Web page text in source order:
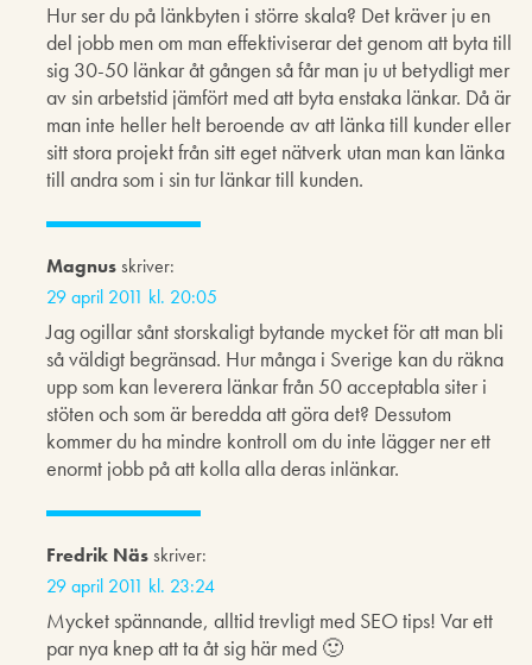
Hur ser du på länkbyten i större skala? Det kräver ju en
del jobb men om man effektiviserar det genom att byta till
sig 30-50 länkar åt gången så får man ju ut betydligt mer
av sin arbetstid jämfört med att byta enstaka länkar. Då är
man inte heller helt beroende av att länka till kunder eller
sitt stora projekt från sitt eget nätverk utan man kan länka
till andra som i sin tur länkar till kunden.
Magnusskriver:
29 april 2011 kl. 20:05
Jag ogillar sånt storskaligt bytande mycket för att man bli
så väldigt begränsad. Hur många i Sverige kan du räkna
upp som kan leverera länkar från 50 acceptabla siter i
stöten och som är beredda att göra det? Dessutom
kommer du ha mindre kontroll om du inte lägger ner ett
enormt jobb på att kolla alla deras inlänkar.
Fredrik Nässkriver:
29 april 2011 kl. 23:24
Mycket spännande, alltid trevligt med SEO tips! Var ett
par nya knep att ta åt sig här med 🙂